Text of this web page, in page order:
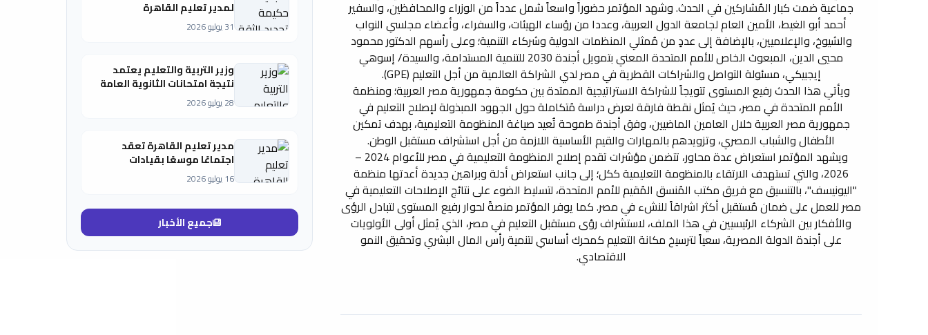
جماعية ضمت كبار المُشاركين في الحدث. وشهد المؤتمر حضوراً واسعاً شمل عدداً من الوزراء والمحافظين، والسفير
أحمد أبو الغيط، الأمين العام لجامعة الدول العربية، وعددا من رؤساء الهيئات، والسفراء، وأعضاء مجلسي النواب
والشيوخ، والإعلاميين، بالإضافة إلى عددٍ من مُمثلي المنظمات الدولية وشركاء التنمية؛ وعلى رأسهم الدكتور محمود
محيي الدين، المبعوث الخاص للأمم المتحدة المعني بتمويل أجندة 2030 للتنمية المستدامة، والسيدة/ إسوهي
إيجبيكي، مسئولة التواصل والشراكات القطرية في مصر لدي الشراكة العالمية من أجل التعليم (GPE).
ويأتي هذا الحدث رفيع المستوى تتويجاً للشراكة الاستراتيجية الممتدة بين حكومة جمهورية مصر العربية؛ ومنظمة
الأمم المتحدة في مصر، حيث يُمثل نقطة فارقة لعرض دراسة مُتكاملة حول الجهود المبذولة لإصلاح التعليم في
جمهورية مصر العربية خلال العامين الماضيين، وفق أجندة طموحة تُعيد صياغة المنظومة التعليمية، بهدف تمكين
الأطفال والشباب المصري، وتزويدهم بالمهارات والقيم الأساسية اللازمة من أجل استشراف مستقبل الوطن.
ويشهد المؤتمر استعراض عدة محاور، تتضمن مؤشرات تقدم إصلاح المنظومة التعليمية في مصر للأعوام 2024 –
2026، والتي تستهدف الارتقاء بالمنظومة التعليمية ككل؛ إلى جانب استعراض أدلة وبراهين جديدة أعدتها منظمة
"اليونيسف"، بالتنسيق مع فريق مكتب المُنسق المُقيم للأمم المتحدة، لتسليط الضوء على نتائج الإصلاحات التعليمية في
مصر للعمل على ضمان مُستقبل أكثر اشراقاً للنشء في مصر. كما يوفر المؤتمر منصةً لحوار رفيع المستوى لتبادل الرؤى
والأفكار بين الشركاء الرئيسيين في هذا الملف، لاستشراف رؤى مستقبل التعليم في مصر، الذي يُمثل أولى الأولويات
على أجندة الدولة المصرية، سعياً لترسيخ مكانة التعليم كمحرك أساسي لتنمية رأس المال البشري وتحقيق النمو
الاقتصادي.
لمدير تعليم القاهرة
31 يوليو 2026
وزير التربية والتعليم يعتمد
نتيجة امتحانات الثانوية العامة
الجديد) و 72.1% (النظام القديم)
28 يوليو 2026
مدير تعليم القاهرة تعقد
اجتماعًا موسعًا بقيادات
المديرية ومديري عموم ووكلاء
الإدارات التعليمية.. وتؤكد:
والاستعداد المبكر عنوان
المرحلة المقبلة
16 يوليو 2026
جميع الأخبار